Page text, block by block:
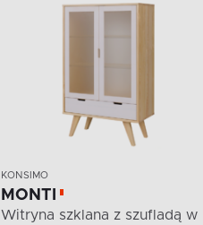
KONSIMO
MONTI
Witryna szklana z szufladą w